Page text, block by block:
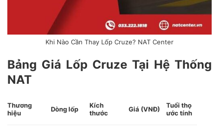
Khi Nào Cần Thay Lốp Cruze? NAT Center
Bảng Giá Lốp Cruze Tại Hệ Thống
NAT
Thương
hiệu
Dòng lốp
Kích
thước
Giá (VNĐ)
Tuổi thọ
ước tính